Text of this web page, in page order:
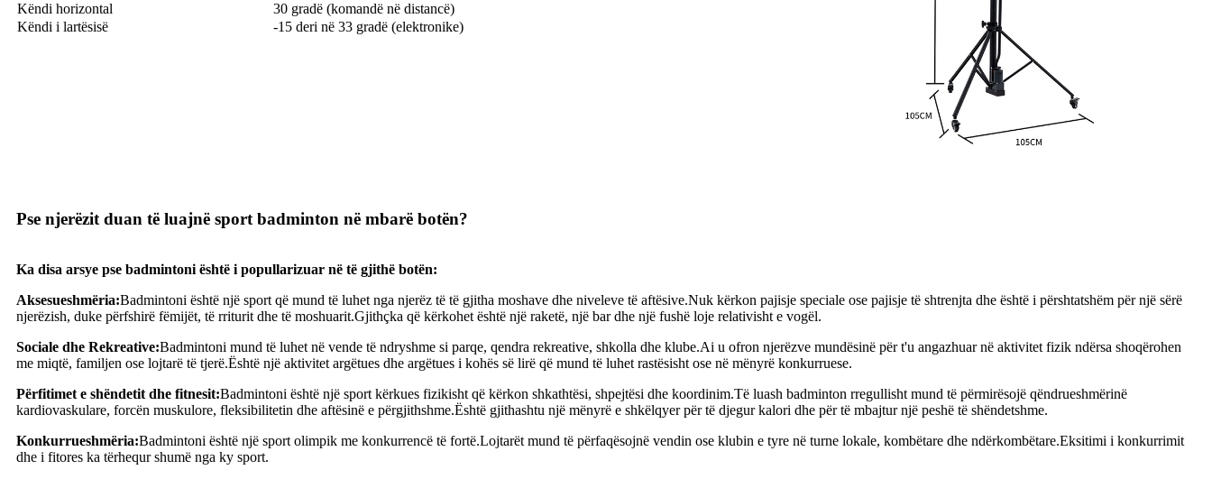
Këndi horizontal
30 gradë (komandë në distancë)
Këndi i lartësisë
-15 deri në 33 gradë (elektronike)
Pse njerëzit duan të luajnë sport badminton në mbarë botën?
Ka disa arsye pse badmintoni është i popullarizuar në të gjithë botën:
Aksesueshmëria:Badmintoni është një sport që mund të luhet nga njerëz të të gjitha moshave dhe niveleve të aftësive.Nuk kërkon pajisje speciale ose pajisje të shtrenjta dhe është i përshtatshëm për një sërë
njerëzish, duke përfshirë fëmijët, të rriturit dhe të moshuarit.Gjithçka që kërkohet është një raketë, një bar dhe një fushë loje relativisht e vogël.
Sociale dhe Rekreative:Badmintoni mund të luhet në vende të ndryshme si parqe, qendra rekreative, shkolla dhe klube.Ai u ofron njerëzve mundësinë për t'u angazhuar në aktivitet fizik ndërsa shoqërohen
me miqtë, familjen ose lojtarë të tjerë.Është një aktivitet argëtues dhe argëtues i kohës së lirë që mund të luhet rastësisht ose në mënyrë konkurruese.
Përfitimet e shëndetit dhe fitnesit:Badmintoni është një sport kërkues fizikisht që kërkon shkathtësi, shpejtësi dhe koordinim.Të luash badminton rregullisht mund të përmirësojë qëndrueshmërinë
kardiovaskulare, forcën muskulore, fleksibilitetin dhe aftësinë e përgjithshme.Është gjithashtu një mënyrë e shkëlqyer për të djegur kalori dhe për të mbajtur një peshë të shëndetshme.
Konkurrueshmëria:Badmintoni është një sport olimpik me konkurrencë të fortë.Lojtarët mund të përfaqësojnë vendin ose klubin e tyre në turne lokale, kombëtare dhe ndërkombëtare.Eksitimi i konkurrimit
dhe i fitores ka tërhequr shumë nga ky sport.